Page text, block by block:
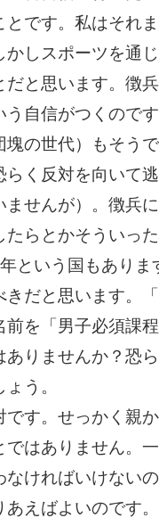
です。私はそれ
しスポーツを通
と思います。徴
う自信がつくので
の世代）もそう
く反対を向いて
せんが）。徴兵
らとかそういっ
という国もあり
だと思います。
を「男子必須課
りませんか？恐
う。
す。せっかく親
ではありません。
なければいけない
あえばよいのです